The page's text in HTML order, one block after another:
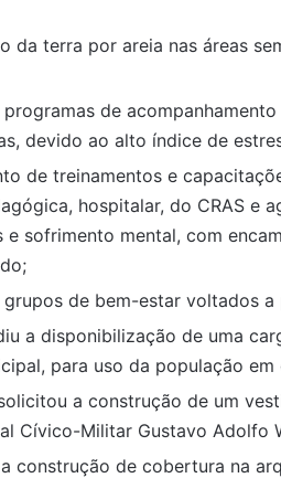
da terra por areia nas áreas
de
devido ao alto índice de
de treinamentos e
hospitalar, do CRAS e
e sofrimento mental, com
de bem-estar voltados
a disponibilização de uma
para uso da população
a construção de um
Cívico-Militar Gustavo Adolfo
construção de cobertura na